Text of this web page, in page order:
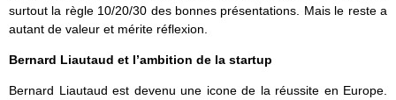
surtout la règle 10/20/30 des bonnes présentations. Mais le reste a
autant de valeur et mérite réflexion.
Bernard Liautaud et l’ambition de la startup
Bernard Liautaud est devenu une icone de la réussite en Europe.